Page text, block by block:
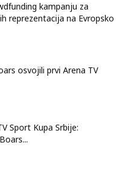
kampanju za
reprezentacija na Evropsko
osvojili prvi Arena TV
Sport Kupa Srbije: